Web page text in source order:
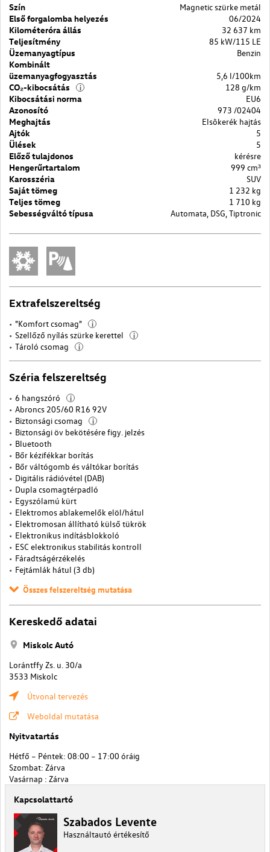
Szín
Magnetic szürke metál
Első forgalomba helyezés
06/2024
Kilométeróra állás
32 637 km
Teljesítmény
85 kW/115 LE
Üzemanyagtípus
Benzin
Kombinált
üzemanyagfogyasztás
5,6 l/100km
CO₂-kibocsátás
i
128 g/km
Kibocsátási norma
EU6
Azonosító
973 /02404
Meghajtás
Elsõkerék hajtás
Ajtók
5
Ülések
5
Előző tulajdonos
kérésre
Hengerűrtartalom
999 cm³
Karosszéria
SUV
Saját tömeg
1 232 kg
Teljes tömeg
1 710 kg
Sebességváltó típusa
Automata, DSG, Tiptronic
Extrafelszereltség
"Komfort csomag" i
Szellőző nyílás szürke kerettel i
Tároló csomag i
Széria felszereltség
6 hangszóró i
Abroncs 205/60 R16 92V
Biztonsági csomag
i
Biztonsági öv bekötésére figy. jelzés
Bluetooth
Bőr kézifékkar borítás
Bőr váltógomb és váltókar borítás
Digitális rádióvétel (DAB)
Dupla csomagtérpadló
Egyszólamú kürt
Elektromos ablakemelők elöl/hátul
Elektromosan állítható külső tükrök
Elektronikus indításblokkoló
ESC elektronikus stabilitás kontroll
Fáradtságérzékelés
Fejtámlák hátul (3 db)
Összes felszereltség mutatása
Kereskedő adatai
Miskolc Autó
Lorántffy Zs. u. 30/a
3533 Miskolc
Útvonal tervezés
Weboldal mutatása
Nyitvatartás
Hétfő – Péntek: 08:00 – 17:00 óráig
Szombat: Zárva
Vasárnap : Zárva
Kapcsolattartó
Szabados Levente
Használtautó értékesítő